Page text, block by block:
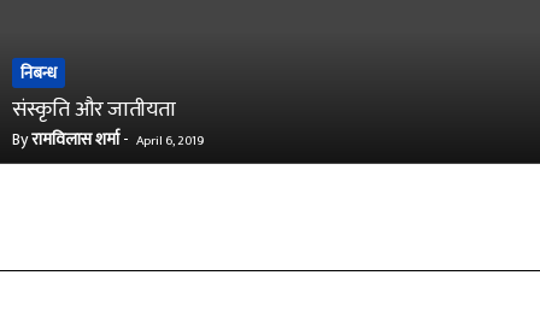
निबन्ध
संस्कृति और जातीयता
Byरामविलास शर्मा- April 6, 2019